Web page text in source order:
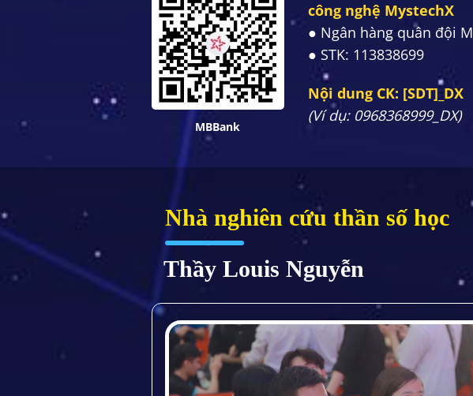
Nội dung CK: [SDT]_DX
(Ví dụ: 0968368999_DX)
MBBank
công nghệ MystechX
● Ngân hàng quân đội
● STK: 113838699
Nhà nghiên cứu thần số học
Thầy Louis Nguyễn